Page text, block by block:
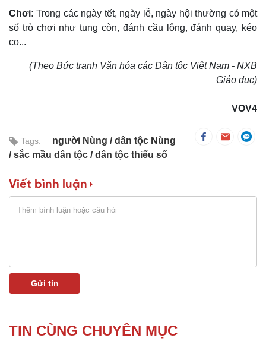
Chơi:Trong các ngày tết, ngày lễ, ngày hội thường có một
số trò chơi như tung còn, đánh cầu lông, đánh quay, kéo
co...
(Theo Bức tranh Văn hóa các Dân tộc Việt Nam - NXB
Giáo dục)
VOV4
Tags: người Nùng
dân tộc Nùng
sắc mầu dân tộc
dân tộc thiểu số
Viết bình luận
TIN CÙNG CHUYÊN MỤC